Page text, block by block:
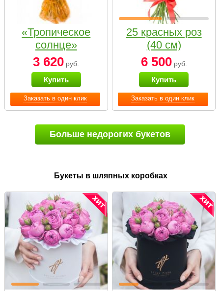
Заказать в один клик
«Тропическое
солнце»
3 620 руб.
Купить
Заказать в один клик
25 красных роз
(40 см)
6 500руб.
Купить
Больше недорогих букетов
Букеты в шляпных коробках